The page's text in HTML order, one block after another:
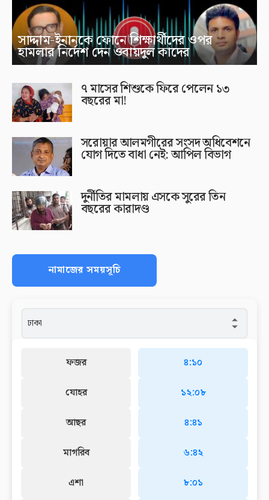
সাদ্দাম-ইনানকে ফোনে শিক্ষার্থীদের ওপর
হামলার নির্দেশ দেন ওবায়দুল কাদের
৭ মাসের শিশুকে ফিরে পেলেন ১৩
বছরের মা!
সরোয়ার আলমগীরের সংসদ অধিবেশনে
যোগ দিতে বাধা নেই: আপিল বিভাগ
দুর্নীতির মামলায় এসকে সুরের তিন
বছরের কারাদণ্ড
নামাজের সময়সূচি
ফজর
যোহর
আছর
মাগরিব
এশা
৪:১০
১২:০৮
৪:৪১
৬:৪২
৮:০১